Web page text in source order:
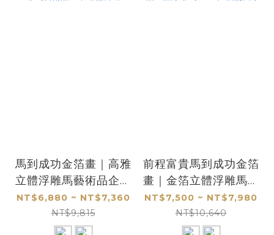
馬到成功金箔畫｜高雅
立體浮雕馬藝術品企業
送禮首選
NT$6,880 ~ NT$7,360
NT$9,815
前程富貴馬到成功金箔
畫｜金箔立體浮雕馬畫
企業送禮推薦
NT$7,500 ~ NT$7,980
NT$10,640